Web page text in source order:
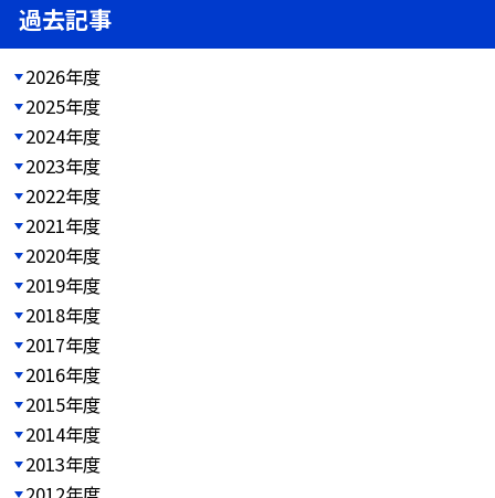
過去記事
2026年度
2025年度
2024年度
2023年度
2022年度
2021年度
2020年度
2019年度
2018年度
2017年度
2016年度
2015年度
2014年度
2013年度